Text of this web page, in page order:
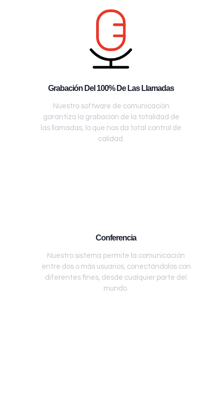
Grabación Del 100% De Las Llamadas
Nuestro software de comunicación
garantiza la grabación de la totalidad de
las llamadas, lo que nos da total control de
calidad.
Conferencia
Nuestro sistema permite la comunicación
entre dos o más usuarios, conectándolos con
diferentes fines, desde cualquier parte del
mundo.